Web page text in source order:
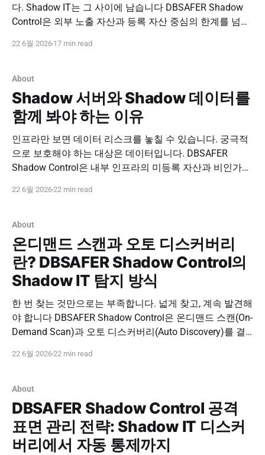
다. Shadow IT는 그 사이에 남습니다 DBSAFER Shadow
Control은 외부 노출 자산과 등록 자산 중심의 한계를 넘어,
위험도 분석 후 DBSAFER 보호 자산으로 자동 편입해 통제
DBSAFER Shadow Control Comparison
22 6월 2026 17 min read
About
Shadow 서버와 Shadow 데이터를
함께 봐야 하는 이유
인프라만 보면 데이터 리스크를 놓칠 수 있습니다. 궁극적
으로 보호해야 하는 대상은 데이터입니다. DBSAFER
Shadow Control은 내부 인프라의 미등록 자산과 비인가
결과 기반 데이터 노출까지 함께 식별해 공격 표면을 통제
Control 문의하기 DBSAFER Shadow Control Risk
Awareness
22 6월 202622 min read
About
온디맨드 스캔과 오토 디스커버리
란? DBSAFER Shadow Control의
Shadow IT 탐지 방식
한 번 찾는 것만으로는 부족합니다. 넓게 찾고, 계속 발견해
야 합니다 DBSAFER Shadow Control은 온디맨드 스캔(On-
Demand Scan)과 오토 디스커버리(Auto Discovery)를 결
보 노출 가능성을 발견하고 DBSAFER 보호 자산 자동 등록
문의하기 DBSAFER Shadow
22 6월 202622 min read
About
DBSAFER Shadow Control 공격
표면 관리 전략: Shadow IT 디스커
버리에서 자동 통제까지